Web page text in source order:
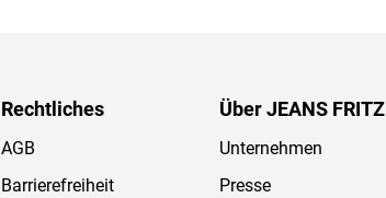
Rechtliches
AGB
Barrierefreiheit
Über JEANS FRITZ
Unternehmen
Presse